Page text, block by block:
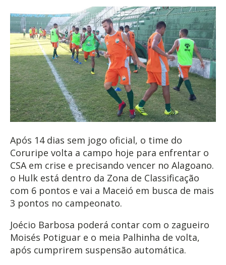
Após 14 dias sem jogo oficial, o time do
Coruripe volta a campo hoje para enfrentar o
CSA em crise e precisando vencer no Alagoano.
o Hulk está dentro da Zona de Classificação
com 6 pontos e vai a Maceió em busca de mais
3 pontos no campeonato.
Joécio Barbosa poderá contar com o zagueiro
Moisés Potiguar e o meia Palhinha de volta,
após cumprirem suspensão automática.